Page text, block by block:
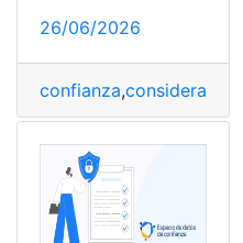
26/06/2026
confianza,consideran